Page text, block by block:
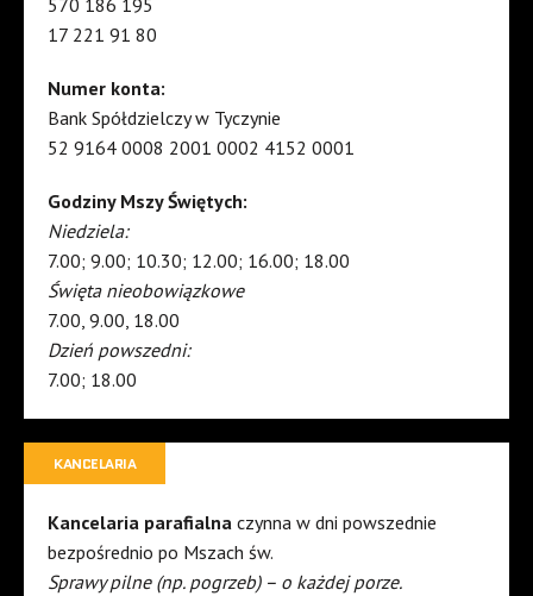
570 186 195
17 221 91 80
Numer konta:
Bank Spółdzielczy w Tyczynie
52 9164 0008 2001 0002 4152 0001
Godziny Mszy Świętych:
Niedziela:
7.00; 9.00; 10.30; 12.00; 16.00; 18.00
Święta nieobowiązkowe
7.00, 9.00, 18.00
Dzień powszedni:
7.00; 18.00
KANCELARIA
Kancelaria parafialna czynna w dni powszednie
bezpośrednio po Mszach św.
Sprawy pilne (np. pogrzeb) – o każdej porze.